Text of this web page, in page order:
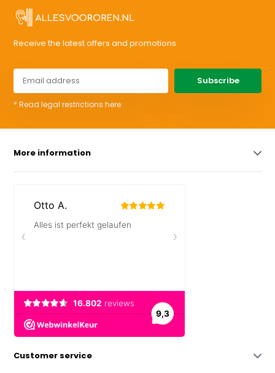
Receive the latest offers and promotions
Subscribe
* Read legal restrictions here
More information
Customer service